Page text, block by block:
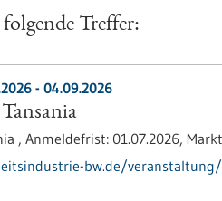
Treffer:
- 04.09.2026
, Anmeldefrist: 01.07.2026,
bw.de/veranstaltung/